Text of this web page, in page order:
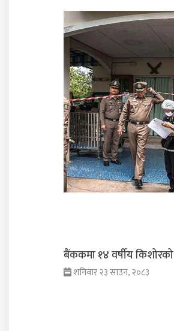
बैंककमा १४ वर्षीय किशोरको
शनिवार २३ साउन, २०८३